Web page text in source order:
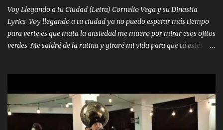
tenerte aquí espero que quiera...
Voy Llegando a tu Ciudad (Letra) Cornelio Vega y su Dinastia
Lyrics Voy llegando a tu ciudad ya no puedo esperar más tiempo
para verte es que mata la ansiedad me muero por mirar esos ojitos
verdes Me saldré de la rutina y giraré mi vida para que tú estés en
solo yo tendre el candado 🔒 del amor ❤️ Música Mil y un besos
para dar ya estando en tu ciudad no habrá quien lo detenga si las
copas van de más vayamos a un lugar y cerremos las puertas